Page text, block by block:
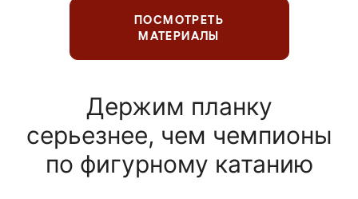
ПОСМОТРЕТЬ
МАТЕРИАЛЫ
Держим планку
серьезнее, чем чемпионы
по фигурному катанию